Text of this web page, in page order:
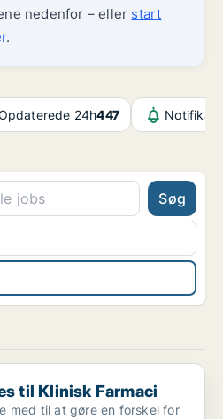
nedenfor – eller start
.
24h447
Søg
Farmaci
til Klinisk Farmaci
med til at gøre en forskel for